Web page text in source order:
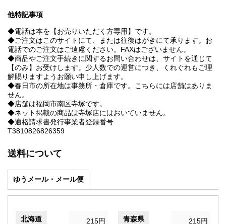
他特記事項
◆電話は本を【お売りいただく方専用】です。
◆ご注文はこのサイトにて、または往復はがきにて承ります。お
電話でのご注文はご遠慮ください。FAXはございません。
◆商品やご注文手続きに関するお問い合わせは、サイトを通じて
【のみ】お受けします。少人数での運営につき、くれぐれもご理
解賜りますようお願い申し上げます。
◆春日市の所在地は事務所・倉庫です。こちらには店舗はありま
せん。
◆店舗は福岡市南区寺塚です。
◆ネット掲載の商品は寺塚店にはおいていません。
◆適格請求書発行事業者登録番号
T3810826826359
送料について
ゆうメール・メール便
北海道 215円 青森県 215円